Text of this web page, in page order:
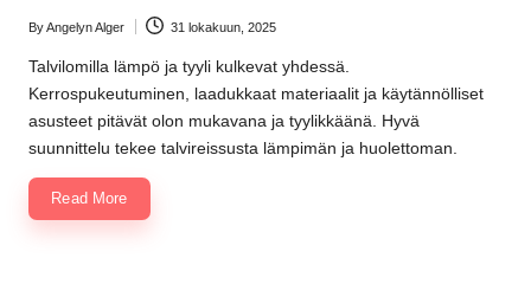
Posted
by
ByAngelyn Alger 31 lokakuun, 2025
Talvilomilla lämpö ja tyyli kulkevat yhdessä.
Kerrospukeutuminen, laadukkaat materiaalit ja käytännölliset
asusteet pitävät olon mukavana ja tyylikkäänä. Hyvä
suunnittelu tekee talvireissusta lämpimän ja huolettoman.
Read More